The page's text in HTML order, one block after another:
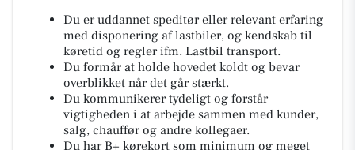
Du er uddannet speditør eller relevant erfaring
med disponering af lastbiler, og kendskab til
køretid og regler ifm. Lastbil transport.
Du formår at holde hovedet koldt og bevar
overblikket når det går stærkt.
Du kommunikerer tydeligt og forstår
vigtigheden i at arbejde sammen med kunder,
salg, chauffør og andre kollegaer.
Du har B+ kørekort som minimum og meget